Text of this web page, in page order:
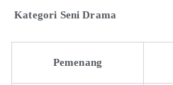
Kategori Seni Drama
Pemenang